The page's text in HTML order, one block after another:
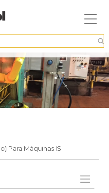
Para Máquinas IS